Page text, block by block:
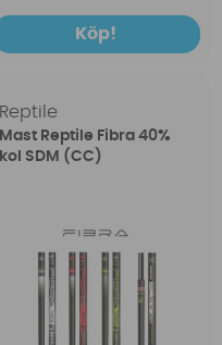
Köp!
Reptile
Mast Reptile Fibra 40%
kol SDM (CC)